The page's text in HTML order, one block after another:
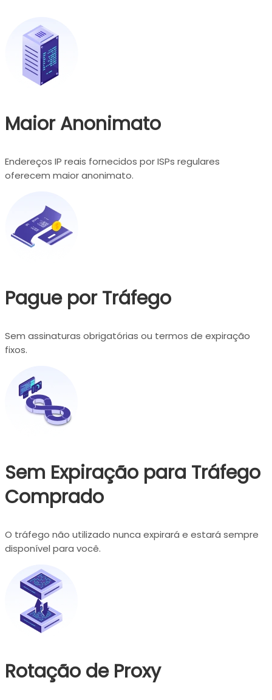
Maior Anonimato
Endereços IP reais fornecidos por ISPs regulares
oferecem maior anonimato.
Pague por Tráfego
Sem assinaturas obrigatórias ou termos de expiração
fixos.
Sem Expiração para Tráfego
Comprado
O tráfego não utilizado nunca expirará e estará sempre
disponível para você.
Rotação de Proxy